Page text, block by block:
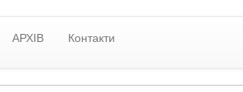
АРХІВ Контакти